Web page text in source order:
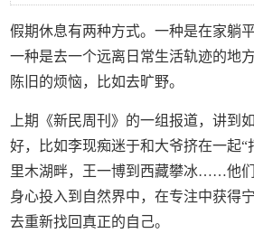
假期休息有两种方式。一种是在家躺
一种是去一个远离日常生活轨迹的地
陈旧的烦恼，比如去旷野。
上期《新民周刊》的一组报道，讲到
好，比如李现痴迷于和大爷挤在一起“
里木湖畔，王一博到西藏攀冰……他
身心投入到自然界中，在专注中获得
去重新找回真正的自己。